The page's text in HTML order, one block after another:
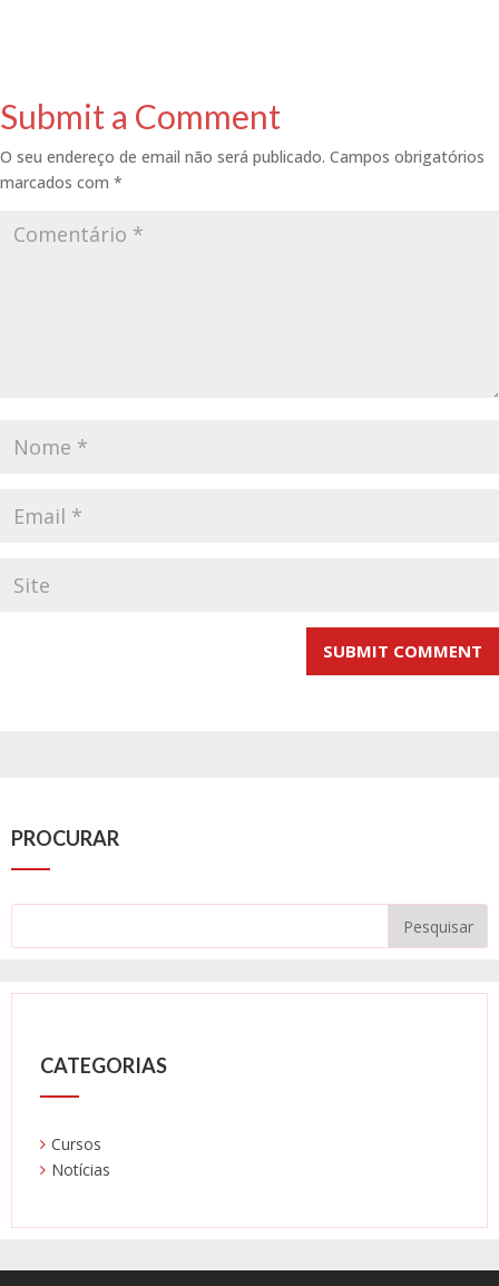
Submit a Comment
O seu endereço de email não será publicado. Campos obrigatórios
marcados com *
PROCURAR
CATEGORIAS
Cursos
Notícias